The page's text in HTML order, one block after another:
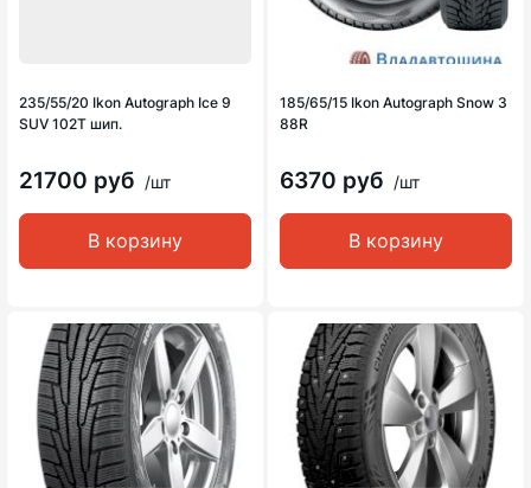
235/55/20 Ikon Autograph Ice 9
SUV 102T шип.
21700 руб /шт
В корзину
185/65/15 Ikon Autograph Snow 3
88R
6370 руб /шт
В корзину